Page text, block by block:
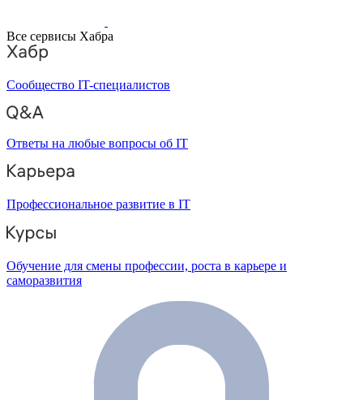
Все сервисы Хабра
Сообщество IT-специалистов
Ответы на любые вопросы об IT
Профессиональное развитие в IT
Обучение для смены профессии, роста в карьере и
саморазвития